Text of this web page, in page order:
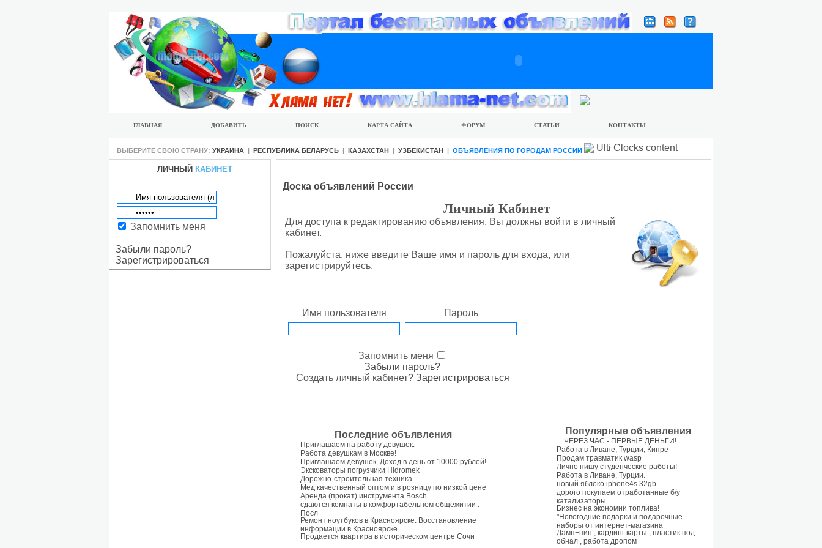
ГЛАВНАЯ ДОБАВИТЬ ПОИСК КАРТА САЙТА ФОРУМ СТАТЬИ КОНТАКТЫ
ВЫБЕРИТЕ СВОЮ СТРАНУ: УКРАИНА | РЕСПУБЛИКА БЕЛАРУСЬ | КАЗАХСТАН | УЗБЕКИСТАН | ОБЪЯВЛЕНИЯ ПО ГОРОДАМ РОССИИ Ulti Clocks content
ЛИЧНЫЙ КАБИНЕТ
Запомнить меня
Забыли пароль?
Зарегистрироваться
Доска объявлений России
Личный Кабинет
Для доступа к редактированию объявления, Вы должны войти в личный
кабинет.
Пожалуйста, ниже введите Ваше имя и пароль для входа, или
зарегистрируйтесь.
Имя пользователя Пароль
Запомнить меня
Забыли пароль?
Создать личный кабинет? Зарегистрироваться
Последние объявления
Приглашаем на работу девушек.
Работа девушкам в Москве!
Приглашаем девушек. Доход в день от 10000 рублей!
Эксковаторы погрузчики Hidromek
Дорожно-строительная техника
Мед качественный оптом и в розницу по низкой цене
Аренда (прокат) инструмента Bosch.
сдаются комнаты в комфортабельном общежитии .
Посл
Ремонт ноутбуков в Красноярске. Восстановление
информации в Красноярске.
Продается квартира в историческом центре Сочи
Популярные объявления
…ЧЕРЕЗ ЧАС - ПЕРВЫЕ ДЕНЬГИ!
Работа в Ливане, Турции, Кипре
Продам травматик wasp
Лично пишу студенческие работы!
Работа в Ливане, Турции.
новый яблоко iphone4s 32gb
дорого покупаем отработанные б/у
катализаторы.
Бизнес на экономии топлива!
"Новогодние подарки и подарочные
наборы от интернет-магазина
Дамп+пин , кардинг карты , пластик под
обнал , работа дропом